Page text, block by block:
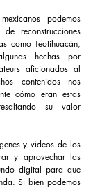
podemos
reconstrucciones
como Teotihuacán,
hechas por
aficionados al
contenidos nos
cómo eran estas
su valor
y videos de los
y aprovechar las
digital para que
Si bien podemos